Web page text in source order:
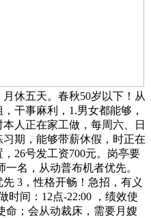
休五天。春秋50岁以下！从
干事麻利，1.男女都能够，
人正在家工做，每周六、日
期，能够带薪休假，时正在
26号发工资700元。岗亭要
名，从动普布机者优先。
3，性格开畅！急招，有义
时间：12点-22:00 ，绩效使
命；会从动裁床，需要月嫂